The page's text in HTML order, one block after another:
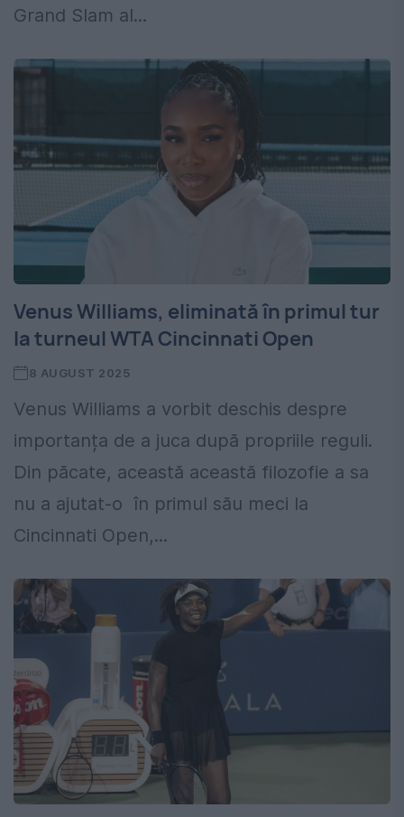
Grand Slam al...
Venus Williams, eliminată în primul tur
la turneul WTA Cincinnati Open
8 AUGUST 2025
Venus Williams a vorbit deschis despre
importanța de a juca după propriile reguli.
Din păcate, această această filozofie a sa
nu a ajutat-o în primul său meci la
Cincinnati Open,...